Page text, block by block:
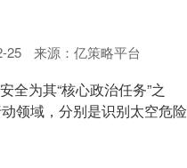
25 来源：亿策略平台
全为其“核心政治任务”之
领域，分别是识别太空危险